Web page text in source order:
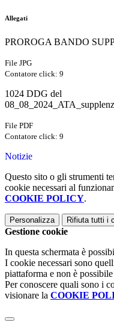
Allegati
PROROGA BANDO
File JPG
Contatore click: 9
1024 DDG del
File PDF
Contatore click: 9
Notizie
Questo sito o gli strumenti
cookie necessari al
COOKIE POLICY.
Personalizza Rifiuta tutti i
Gestione cookie
In questa schermata è
I cookie necessari sono
piattaforma e non è
Per conoscere quali sono i
visionare la COOKIE